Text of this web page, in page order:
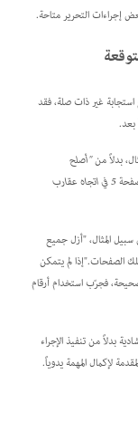
إجراءات التحرير متاحة.
استجابة غير ذات صلة، فقد
بعد.
بدلاً من"أصلح
"أدر الصفحة 5 في اتجاه عقارب
المثال، "أزل جميع
الصفحات."إذا لم يتمكن
فجرّب استخدام أرقام
بدلاً من تنفيذ الإجراء
لإكمال المهمة يدوياً.